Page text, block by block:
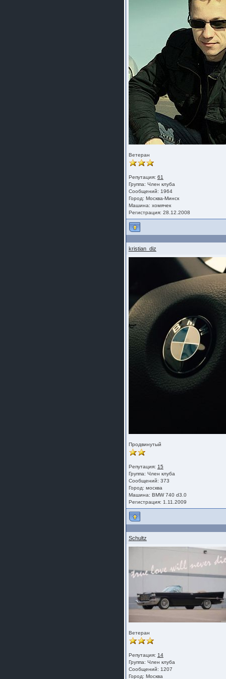
Ветеран
Репутация: 61
Группа: Член клуба
Сообщений: 1964
Город: Москва-Минск
Машина: хомячек
Регистрация: 28.12.2008
kristian_diz
Продвинутый
Репутация: 15
Группа: Член клуба
Сообщений: 373
Город: москва
Машина: BMW 740 d3.0
Регистрация: 1.11.2009
Schultz
Ветеран
Репутация: 14
Группа: Член клуба
Сообщений: 1207
Город: Москва